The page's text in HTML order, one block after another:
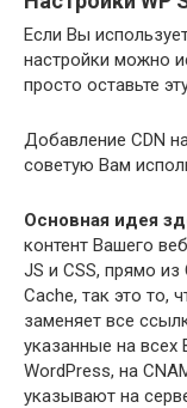
Если Вы
настройки можно
просто оставьте
Добавление CDN
советую Вам
Основная идея
контент Вашего
JS и CSS, прямо из
Cache, так это то,
заменяет все
указанные на всех
WordPress, на
указывают на